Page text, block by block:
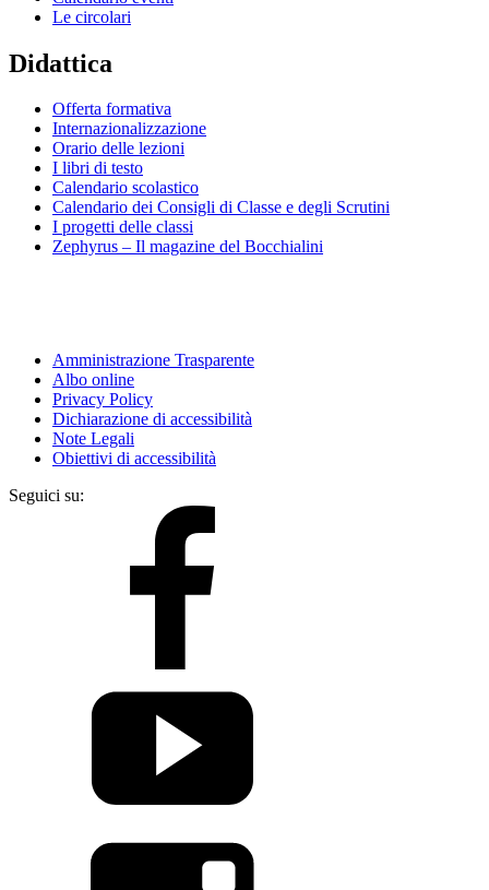
Le circolari
Didattica
Offerta formativa
Internazionalizzazione
Orario delle lezioni
I libri di testo
Calendario scolastico
Calendario dei Consigli di Classe e degli Scrutini
I progetti delle classi
Zephyrus – Il magazine del Bocchialini
Amministrazione Trasparente
Albo online
Privacy Policy
Dichiarazione di accessibilità
Note Legali
Obiettivi di accessibilità
Seguici su: